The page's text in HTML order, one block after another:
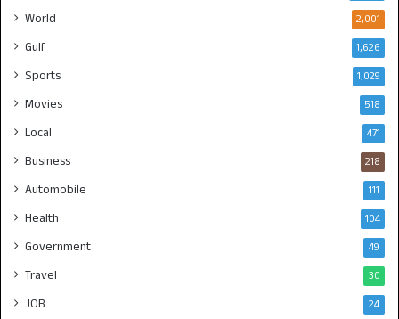
World 2,001
Gulf 1,626
Sports 1,029
Movies 518
Local 471
Business 218
Automobile 111
Health 104
Government 49
Travel 30
JOB 24